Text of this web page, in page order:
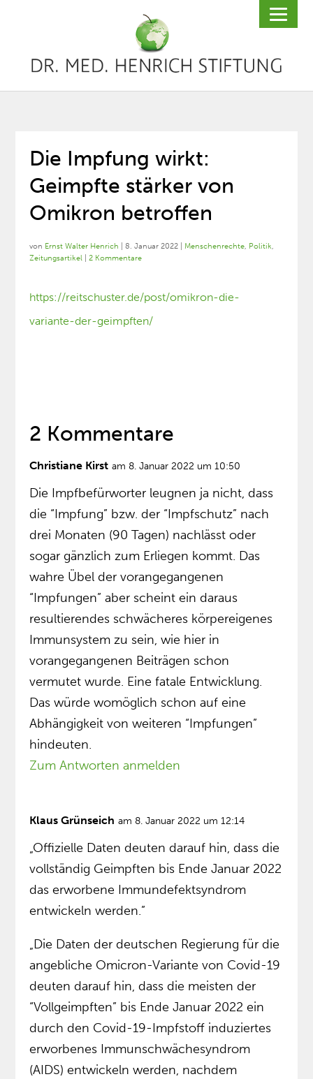
Die Impfung wirkt:
Geimpfte stärker von
Omikron betroffen
von Ernst Walter Henrich |8. Januar 2022 Menschenrechte, Politik,
Zeitungsartikel |2 Kommentare
https://reitschuster.de/post/omikron-die-
variante-der-geimpften/
2 Kommentare
Christiane Kirst am 8. Januar 2022 um 10:50
Die Impfbefürworter leugnen ja nicht, dass
die “Impfung” bzw. der “Impfschutz” nach
drei Monaten (90 Tagen) nachlässt oder
sogar gänzlich zum Erliegen kommt. Das
wahre Übel der vorangegangenen
“Impfungen” aber scheint ein daraus
resultierendes schwächeres körpereigenes
Immunsystem zu sein, wie hier in
vorangegangenen Beiträgen schon
vermutet wurde. Eine fatale Entwicklung.
Das würde womöglich schon auf eine
Abhängigkeit von weiteren “Impfungen”
hindeuten.
Zum Antworten anmelden
Klaus Grünseich am 8. Januar 2022 um 12:14
„Offizielle Daten deuten darauf hin, dass die
vollständig Geimpften bis Ende Januar 2022
das erworbene Immundefektsyndrom
entwickeln werden.”
„Die Daten der deutschen Regierung für die
angebliche Omicron-Variante von Covid-19
deuten darauf hin, dass die meisten der
“Vollgeimpften” bis Ende Januar 2022 ein
durch den Covid-19-Impfstoff induziertes
erworbenes Immunschwächesyndrom
(AIDS) entwickeln werden, nachdem